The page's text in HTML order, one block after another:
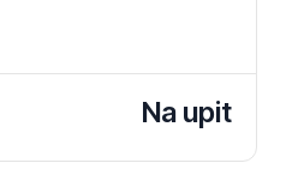
Na upit